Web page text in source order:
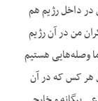
در داخل رژیم هم
من در آن رژیم
وصله‌هایی هستیم
هر کس که در آن